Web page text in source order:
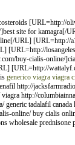
site for
URL]
[URL=http://
buy-cialis-online/
[URL=http://
generico viagra viagra
http://
http://
tadalafil
online/ buy cialis
wholesale